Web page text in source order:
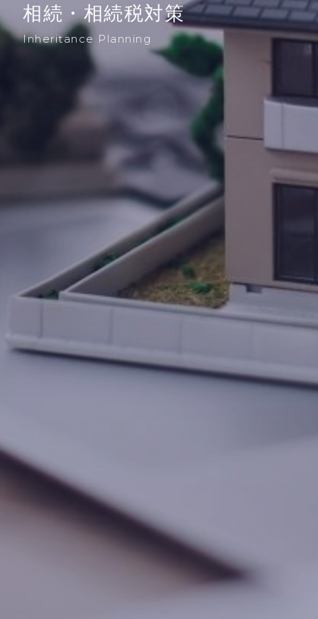
相続・相続税対策
Inheritance Planning